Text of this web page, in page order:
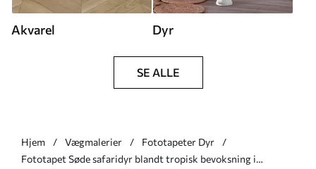
Akvarel Dyr
SE ALLE
Hjem Vægmalerier
Fototapeter Dyr
Fototapet Søde safaridyr blandt tropisk bevoksning i